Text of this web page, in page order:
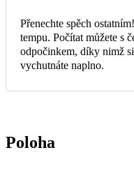
Přenechte spěch
tempu. Počítat můžete s
odpočinkem, díky nimž
vychutnáte naplno.
Poloha